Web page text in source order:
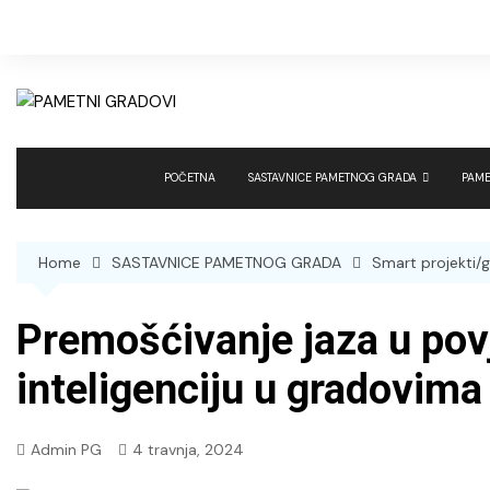
POČETNA SASTAVNICE PAMETNOG GRADA
Sigurnost
Građevinarstvo, urbanizam i
energetika
Komunalno gospodarstvo,
Home SASTAVNICE PAMETNOG GRADA Smart projekti/
Premošćivanje jaza u
inteligenciju u gradovima
Admin PG 4 travnja, 2024